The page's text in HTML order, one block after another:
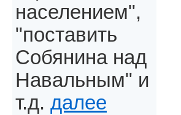
населением",
"поставить
Собянина над
Навальным" и
т.д. далее